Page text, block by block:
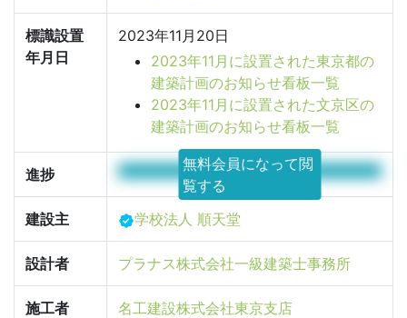
標識設置
年月日
2023年11月20日
2023年11月に設置された東京都の
建築計画のお知らせ看板一覧
2023年11月に設置された文京区の
建築計画のお知らせ看板一覧
進捗 100%
無料会員になって閲
覧する
建設主
学校法人 順天堂
設計者 プラナス株式会社一級建築士事務所
施工者 名工建設株式会社東京支店